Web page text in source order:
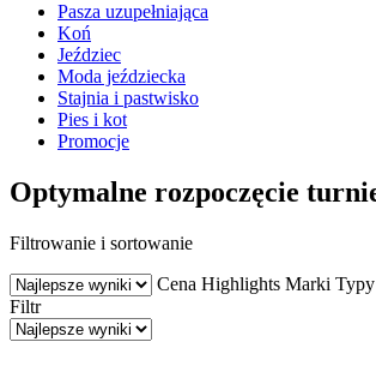
Pasza uzupełniająca
Koń
Jeździec
Moda jeździecka
Stajnia i pastwisko
Pies i kot
Promocje
Optymalne rozpoczęcie
Filtrowanie i sortowanie
Cena Highlights Marki
Filtr